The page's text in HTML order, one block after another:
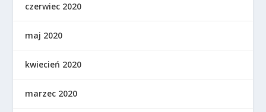
czerwiec 2020
maj 2020
kwiecień 2020
marzec 2020